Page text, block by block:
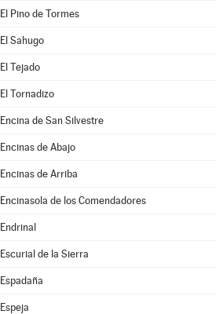
El Pino de Tormes
El Sahugo
El Tejado
El Tornadizo
Encina de San Silvestre
Encinas de Abajo
Encinas de Arriba
Encinasola de los Comendadores
Endrinal
Escurial de la Sierra
Espadaña
Espeja